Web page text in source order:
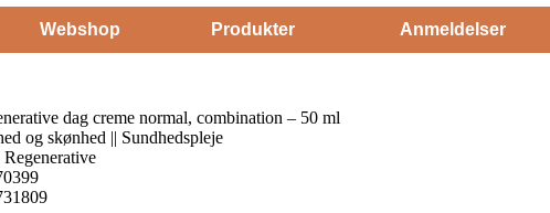
Webshop Produkter Anmeldelser
dag creme normal, combination – 50 ml
og skønhed || Sundhedspleje